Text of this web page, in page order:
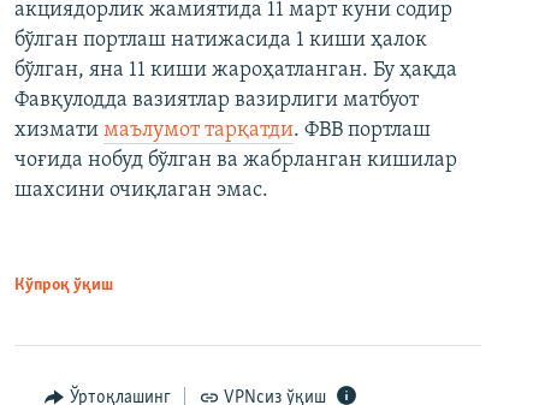
акциядорлик жамиятида 11 март куни содир
бўлган портлаш натижасида 1 киши ҳалок
бўлган, яна 11 киши жароҳатланган. Бу ҳақда
Фавқулодда вазиятлар вазирлиги матбуот
хизмати маълумот тарқатди. ФВВ портлаш
чоғида нобуд бўлган ва жабрланган кишилар
шахсини очиқлаган эмас.
Кўпроқ ўқиш
Ўртоқлашинг VPNсиз ўқиш